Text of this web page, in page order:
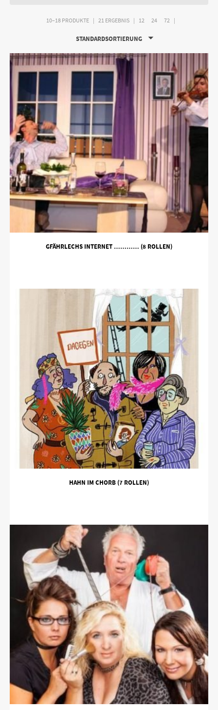
10–18 PRODUKTE 21 ERGEBNIS 12 24 72
STANDARDSORTIERUNG
GFÄHRLECHS INTERNET ………… (8 ROLLEN)
HAHN IM CHORB (7 ROLLEN)